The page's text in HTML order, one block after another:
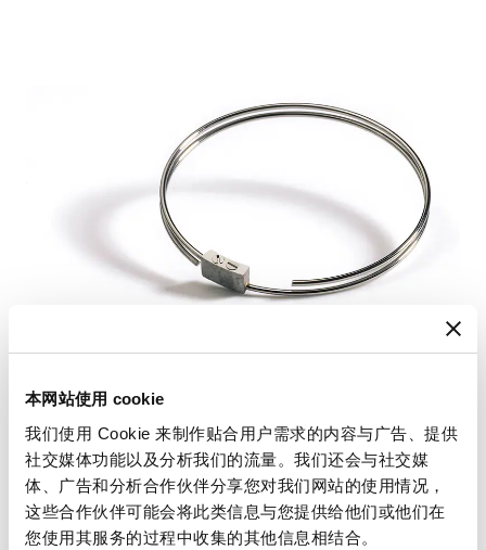
本网站使用 cookie
我们使用 Cookie 来制作贴合用户需求的内容与广告、提供
社交媒体功能以及分析我们的流量。我们还会与社交媒
体、广告和分析合作伙伴分享您对我们网站的使用情况，
这些合作伙伴可能会将此类信息与您提供给他们或他们在
您使用其服务的过程中收集的其他信息相结合。